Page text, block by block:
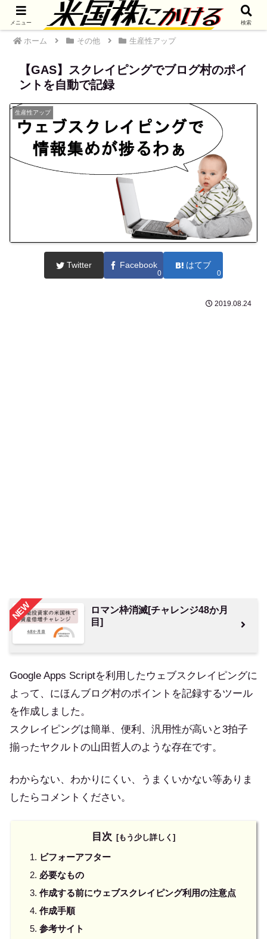
ホーム その他 生産性アップ
【GAS】スクレイピングでブログ村のポイ
ントを自動で記録
生産性アップ
Twitter Facebook
0
はてブ
0
2019.08.24
ロマン枠消滅[チャレンジ48か月
目]
NEW
Google Apps Scriptを利用したウェブスクレイピングに
よって、にほんブログ村のポイントを記録するツール
を作成しました。
スクレイピングは簡単、便利、汎用性が高いと3拍子
揃ったヤクルトの山田哲人のような存在です。
わからない、わかりにくい、うまくいかない等ありま
したらコメントください。
目次
ビフォーアフター
必要なもの
作成する前にウェブスクレイピング利用の注意点
作成手順
参考サイト
メニュー 検索